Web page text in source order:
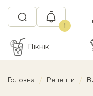
1
Пікнік
Головна Рецепти